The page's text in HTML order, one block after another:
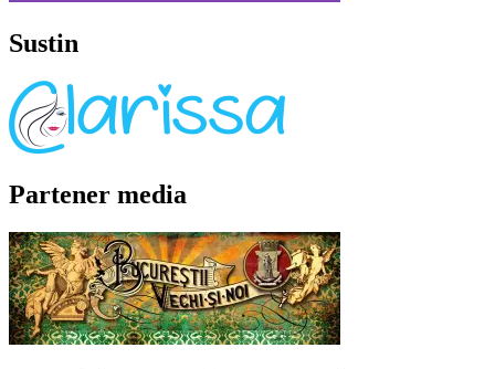
Sustin
Partener media